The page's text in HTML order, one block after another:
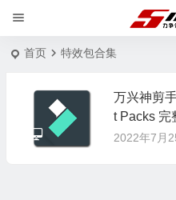
首页 特效包合集
万兴神剪
t Packs 完
2022年7月